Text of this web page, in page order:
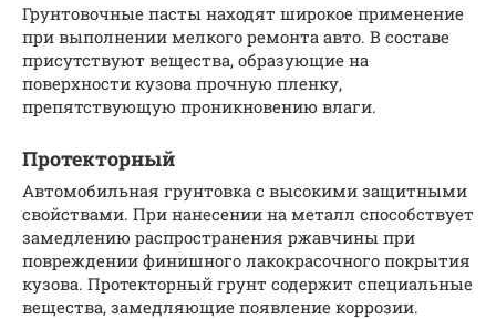
Грунтовочные пасты находят широкое применение
при выполнении мелкого ремонта авто. В составе
присутствуют вещества, образующие на
поверхности кузова прочную пленку,
препятствующую проникновению влаги.
Протекторный
Автомобильная грунтовка с высокими защитными
свойствами. При нанесении на металл способствует
замедлению распространения ржавчины при
повреждении финишного лакокрасочного покрытия
кузова. Протекторный грунт содержит специальные
вещества, замедляющие появление коррозии.